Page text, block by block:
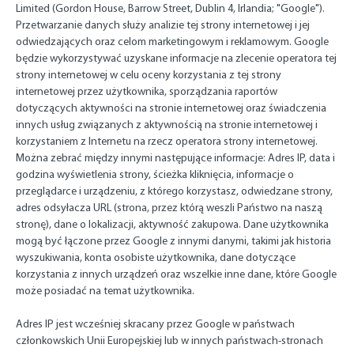
Limited (Gordon House, Barrow Street, Dublin 4, Irlandia; "Google").
Przetwarzanie danych służy analizie tej strony internetowej i jej
odwiedzających oraz celom marketingowym i reklamowym. Google
będzie wykorzystywać uzyskane informacje na zlecenie operatora tej
strony internetowej w celu oceny korzystania z tej strony
internetowej przez użytkownika, sporządzania raportów
dotyczących aktywności na stronie internetowej oraz świadczenia
innych usług związanych z aktywnością na stronie internetowej i
korzystaniem z Internetu na rzecz operatora strony internetowej.
Można zebrać między innymi następujące informacje: Adres IP, data i
godzina wyświetlenia strony, ścieżka kliknięcia, informacje o
przeglądarce i urządzeniu, z którego korzystasz, odwiedzane strony,
adres odsyłacza URL (strona, przez którą weszli Państwo na naszą
stronę), dane o lokalizacji, aktywność zakupowa. Dane użytkownika
mogą być łączone przez Google z innymi danymi, takimi jak historia
wyszukiwania, konta osobiste użytkownika, dane dotyczące
korzystania z innych urządzeń oraz wszelkie inne dane, które Google
może posiadać na temat użytkownika.
Adres IP jest wcześniej skracany przez Google w państwach
członkowskich Unii Europejskiej lub w innych państwach-stronach